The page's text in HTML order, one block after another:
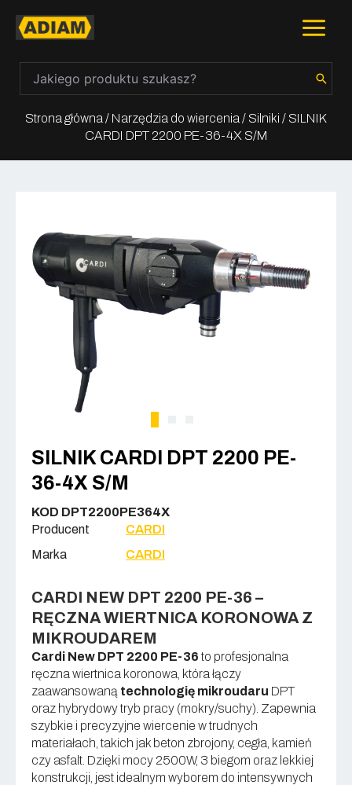
content
for:
Main
Strona główna / Narzędzia do wiercenia / Silniki / SILNIK
CARDI DPT 2200 PE-36-4X S/M
SILNIK CARDI DPT 2200 PE-
36-4X S/M
KOD DPT2200PE364X
Producent
CARDI
Marka
CARDI
CARDI NEW DPT 2200 PE-36 –
RĘCZNA WIERTNICA KORONOWA Z
MIKROUDAREM
Cardi New DPT 2200 PE-36to profesjonalna
ręczna wiertnica koronowa, która łączy
zaawansowaną technologię mikroudaru DPT
oraz hybrydowy tryb pracy (mokry/suchy). Zapewnia
szybkie i precyzyjne wiercenie w trudnych
materiałach, takich jak beton zbrojony, cegła, kamień
czy asfalt. Dzięki mocy 2500W, 3 biegom oraz lekkiej
konstrukcji, jest idealnym wyborem do intensywnych